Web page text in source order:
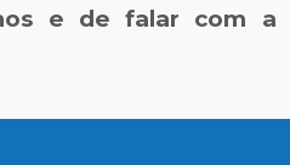
e de falar com a